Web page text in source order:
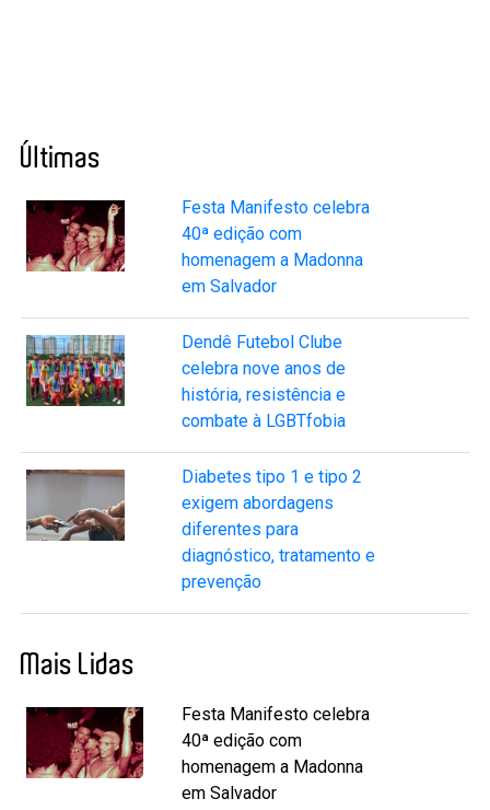
Últimas
Festa Manifesto celebra
40ª edição com
homenagem a Madonna
em Salvador
Dendê Futebol Clube
celebra nove anos de
história, resistência e
combate à LGBTfobia
Diabetes tipo 1 e tipo 2
exigem abordagens
diferentes para
diagnóstico, tratamento e
prevenção
Mais Lidas
Festa Manifesto celebra
40ª edição com
homenagem a Madonna
em Salvador